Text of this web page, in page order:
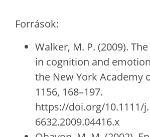
Források:
Walker, M. P. (2009).
in cognition and
the New York Academy
1156, 168–197.
https://doi.org/10.1111/
6632.2009.04416.x